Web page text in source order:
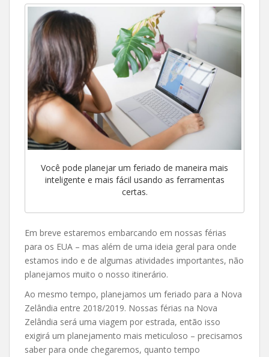
Você pode planejar um feriado de maneira mais
inteligente e mais fácil usando as ferramentas
certas.
Em breve estaremos embarcando em nossas férias
para os EUA – mas além de uma ideia geral para onde
estamos indo e de algumas atividades importantes, não
planejamos muito o nosso itinerário.
Ao mesmo tempo, planejamos um feriado para a Nova
Zelândia entre 2018/2019. Nossas férias na Nova
Zelândia será uma viagem por estrada, então isso
exigirá um planejamento mais meticuloso – precisamos
saber para onde chegaremos, quanto tempo